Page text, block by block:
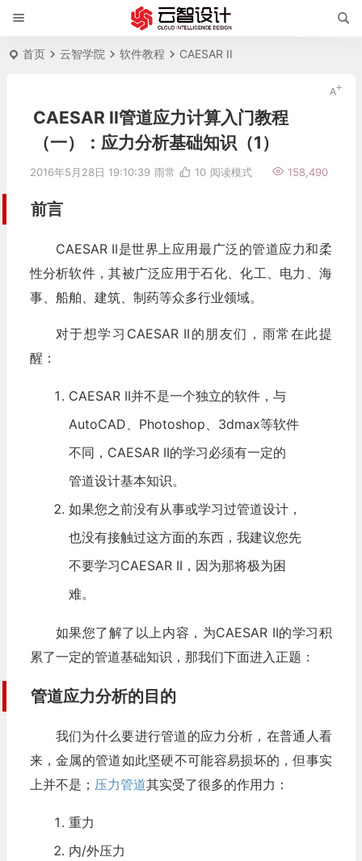
首页 云智学院 软件教程 CAESAR II
CAESAR II管道应力计算入门教程
（一）：应力分析基础知识（1）
2016年5月28日 19:10:39 雨常 158,490
10 阅读模式
前言
CAESAR II是世界上应用最广泛的管道应力和柔
性分析软件，其被广泛应用于石化、化工、电力、海
事、船舶、建筑、制药等众多行业领域。
对于想学习CAESAR II的朋友们，雨常在此提
醒：
CAESAR II并不是一个独立的软件，与
AutoCAD、Photoshop、3dmax等软件
不同，CAESAR II的学习必须有一定的
管道设计基本知识。
如果您之前没有从事或学习过管道设计，
也没有接触过这方面的东西，我建议您先
不要学习CAESAR II，因为那将极为困
难。
如果您了解了以上内容，为CAESAR II的学习积
累了一定的管道基础知识，那我们下面进入正题：
管道应力分析的目的
我们为什么要进行管道的应力分析，在普通人看
来，金属的管道如此坚硬不可能容易损坏的，但事实
上并不是； 压力管道其实受了很多的作用力：
重力
内/外压力